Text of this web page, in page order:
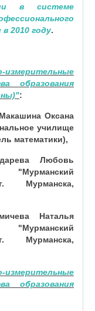
в системе
2010 году.
измерительные
образования
:
Макашина Оксана
училище
математики),
Любовь
Мурманска,
Наталья
Мурманска,
измерительные
образования